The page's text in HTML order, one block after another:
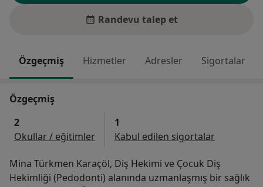
Randevu talep et
Özgeçmiş Hizmetler Adresler Sigortalar
Özgeçmiş
2
Okullar / eğitimler
1
Kabul edilen sigortalar
Mina Türkmen Karaçöl, Diş Hekimi ve Çocuk Diş
Hekimliği (Pedodonti) alanında uzmanlaşmış bir sağlık